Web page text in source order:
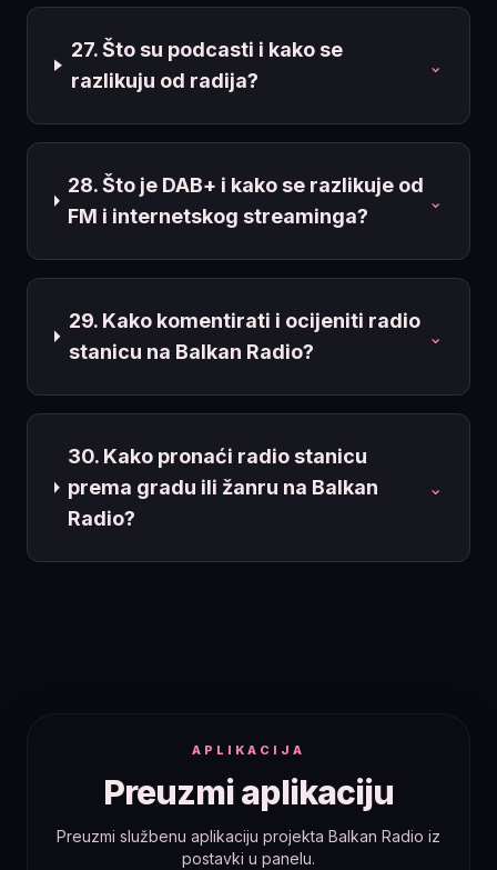
27. Što su podcasti i kako se
razlikuju od radija?
⌄
28. Što je DAB+ i kako se razlikuje od
FM i internetskog streaminga?
⌄
29. Kako komentirati i ocijeniti radio
stanicu na Balkan Radio?
⌄
30. Kako pronaći radio stanicu
prema gradu ili žanru na Balkan
Radio?
⌄
APLIKACIJA
Preuzmi aplikaciju
Preuzmi službenu aplikaciju projekta Balkan Radio iz
postavki u panelu.